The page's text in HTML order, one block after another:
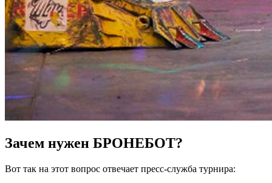
Зачем нужен БРОНЕБОТ?
Вот так на этот вопрос отвечает пресс-служба турнира: